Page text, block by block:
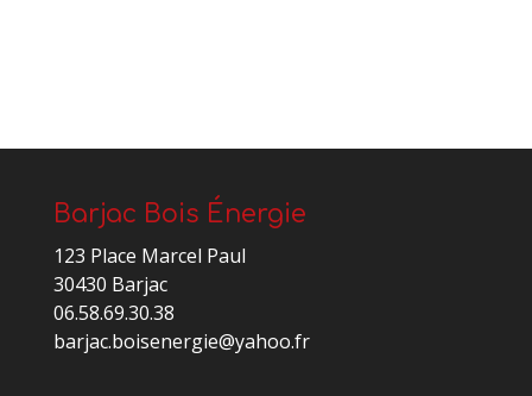
Barjac Bois Énergie
123 Place Marcel Paul
30430 Barjac
06.58.69.30.38
barjac.boisenergie@yahoo.fr